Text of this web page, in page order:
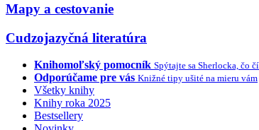
Mapy a cestovanie
Cudzojazyčná literatúra
Knihomoľský pomocník Spýtajte sa Sherlocka, čo
Odporúčame pre vás Knižné tipy ušité na mieru vám
Všetky knihy
Knihy roka 2025
Bestsellery